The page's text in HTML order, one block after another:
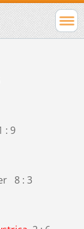
: 9
8 : 3